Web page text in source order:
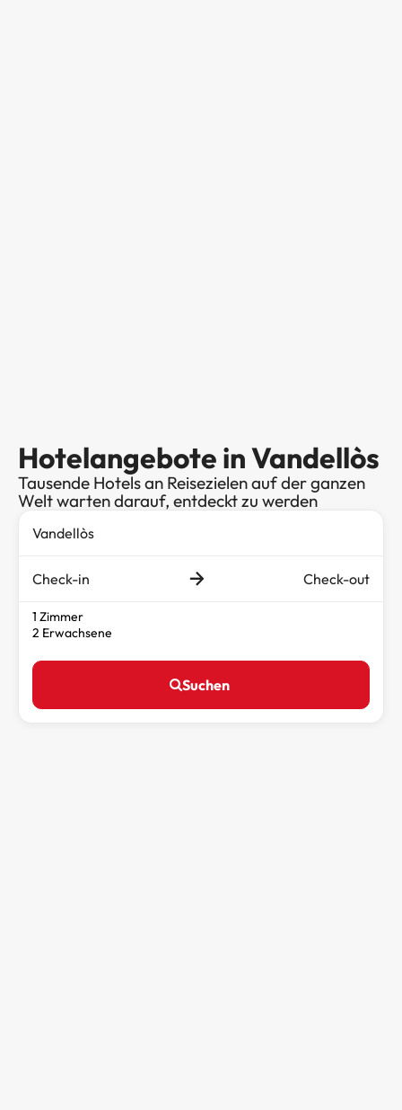
Hotelangebote in Vandellòs
Tausende Hotels an Reisezielen auf der ganzen
Welt warten darauf, entdeckt zu werden
Check-in Check-out
1 Zimmer
2 Erwachsene
Suchen